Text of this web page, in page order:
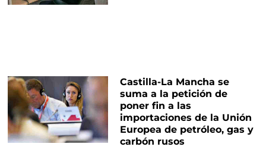
Castilla-La Mancha se
suma a la petición de
poner fin a las
importaciones de la Unión
Europea de petróleo, gas y
carbón rusos